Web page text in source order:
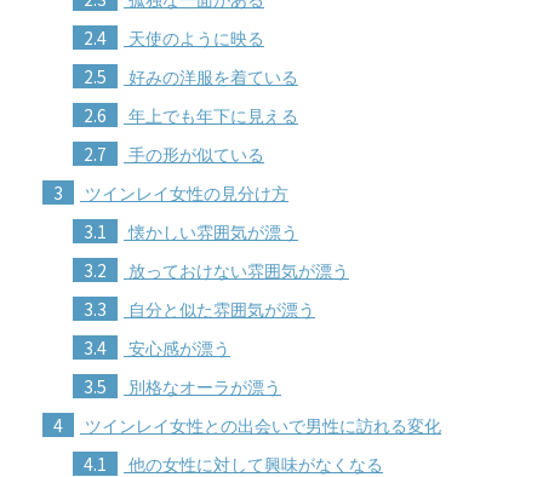
2.4 天使のように映る
2.5 好みの洋服を着ている
2.6 年上でも年下に見える
2.7 手の形が似ている
3 ツインレイ女性の見分け方
3.1 懐かしい雰囲気が漂う
3.2 放っておけない雰囲気が漂う
3.3 自分と似た雰囲気が漂う
3.4 安心感が漂う
3.5 別格なオーラが漂う
4 ツインレイ女性との出会いで男性に訪れる変化
4.1 他の女性に対して興味がなくなる